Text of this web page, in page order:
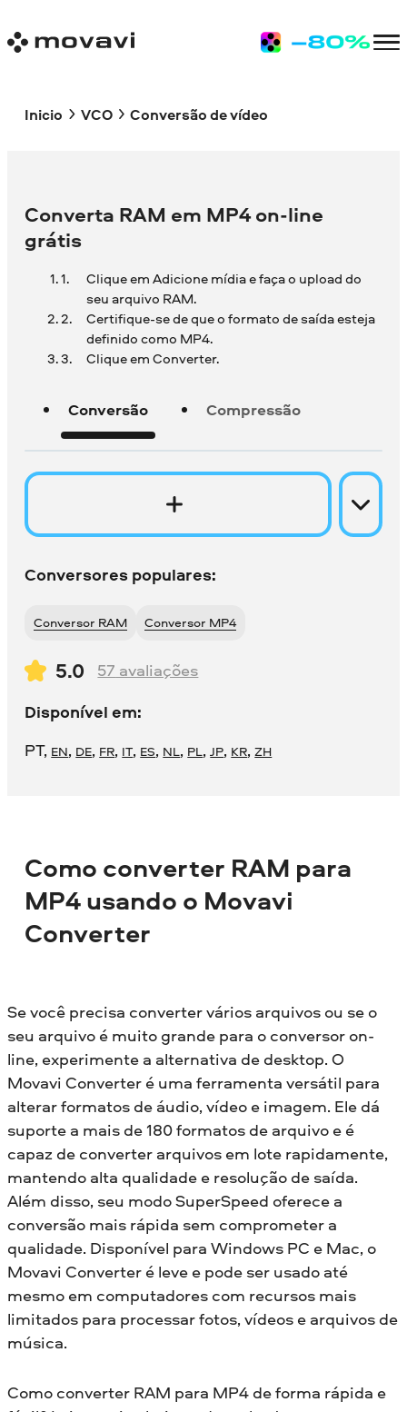
Inicio VCO Conversão de vídeo
Converta RAM em MP4 on-line
grátis
Clique em Adicione mídia e faça o upload do
seu arquivo RAM.
Certifique-se de que o formato de saída esteja
definido como MP4.
Clique em Converter.
Conversão Compressão
Conversores populares:
Conversor RAM Conversor MP4
5.0 57 avaliações
Disponível em:
PT, EN, DE, FR, IT, ES, NL, PL,JP, KR,ZH
Como converter RAM para
MP4 usando o Movavi
Converter
Se você precisa converter vários arquivos ou se o
seu arquivo é muito grande para o conversor on-
line, experimente a alternativa de desktop. O
Movavi Converter é uma ferramenta versátil para
alterar formatos de áudio, vídeo e imagem. Ele dá
suporte a mais de 180 formatos de arquivo e é
capaz de converter arquivos em lote rapidamente,
mantendo alta qualidade e resolução de saída.
Além disso, seu modo SuperSpeed oferece a
conversão mais rápida sem comprometer a
qualidade. Disponível para Windows PC e Mac, o
Movavi Converter é leve e pode ser usado até
mesmo em computadores com recursos mais
limitados para processar fotos, vídeos e arquivos de
música.
Como converter RAM para MP4 de forma rápida e